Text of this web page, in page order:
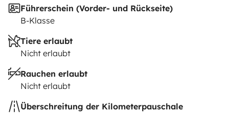
Führerschein (Vorder- und Rückseite)
B-Klasse
Tiere erlaubt
Nicht erlaubt
Rauchen erlaubt
Nicht erlaubt
Überschreitung der Kilometerpauschale